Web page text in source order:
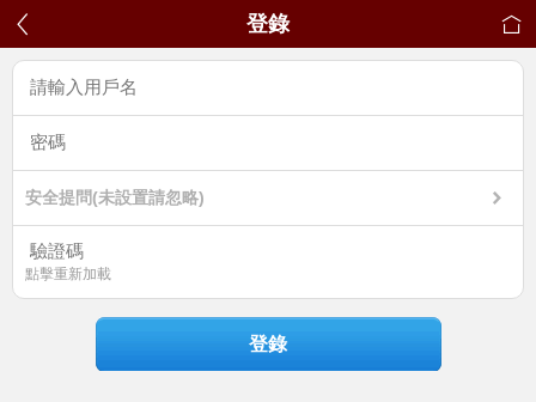
登錄
安全提問(未設置請忽略)
點擊重新加載
登錄